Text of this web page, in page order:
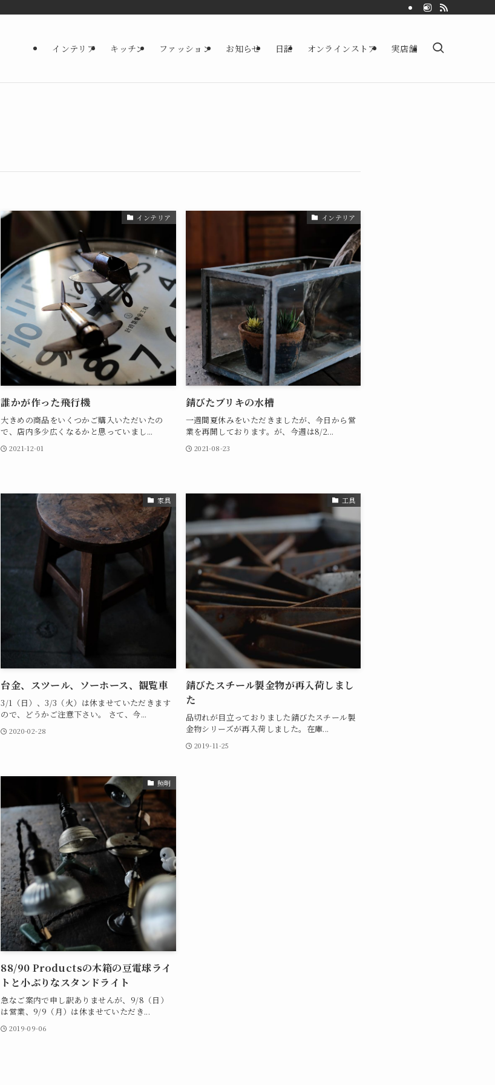
インテリア キッチン ファッション お知らせ 日記 オンラインストア 実店舗
インテリア
誰かが作った飛行機
大きめの商品をいくつかご購入いただいたの
で、店内多少広くなるかと思っていまし...
2021-12-01
インテリア
錆びたブリキの水槽
一週間夏休みをいただきましたが、今日から営
業を再開しております。が、今週は8/2...
2021-08-23
家具
台金、スツール、ソーホース、観覧車
3/1（日）、3/3（火）は休ませていただきます
ので、どうかご注意下さい。 さて、今...
2020-02-28
工具
錆びたスチール製金物が再入荷しまし
た
品切れが目立っておりました錆びたスチール製
金物シリーズが再入荷しました。在庫...
2019-11-25
照明
88/90 Productsの木箱の豆電球ライ
トと小ぶりなスタンドライト
急なご案内で申し訳ありませんが、9/8（日）
は営業、9/9（月）は休ませていただき...
2019-09-06